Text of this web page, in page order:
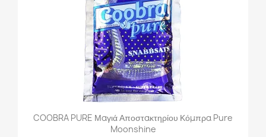
COOBRA PURE Μαγιά Αποστακτηρίου Κόμπρα Pure
Moonshine